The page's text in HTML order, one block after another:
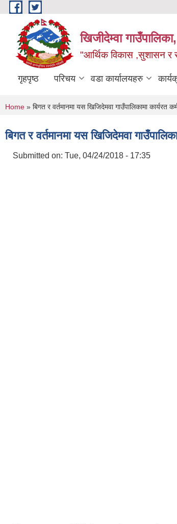
Skip to main content
खिजीदेम्वा
"आर्थिक विकास ,सुशासन र
गृहपृष्ठ परिचय वडा कार्यालयहरु
You are here
Home » बिगत र वर्तमानमा यस खिजिदेमवा गाउँपालिकामा कार्यरत
बिगत र वर्तमानमा यस खिजिदेमवा
Submitted on: Tue, 04/24/2018 - 17:35